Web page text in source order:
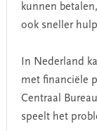
kunnen
ook sneller
In Nederland
met financiële
Centraal
speelt het